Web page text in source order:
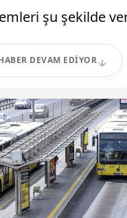
şu şekilde
DEVAM EDIYOR